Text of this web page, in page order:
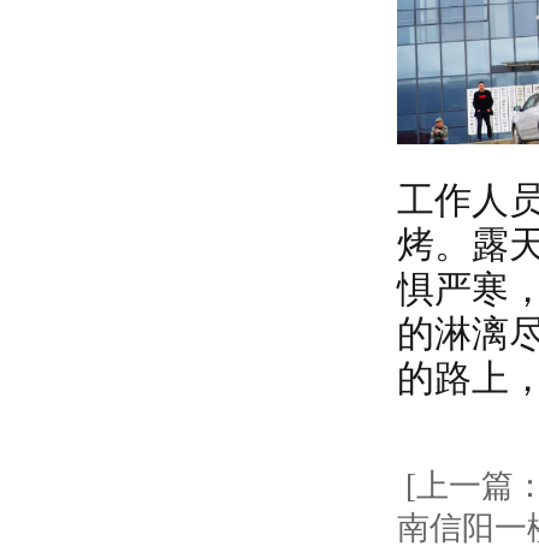
工作人
烤。露
惧严寒
的淋漓
的路上
[上一篇
南信阳一